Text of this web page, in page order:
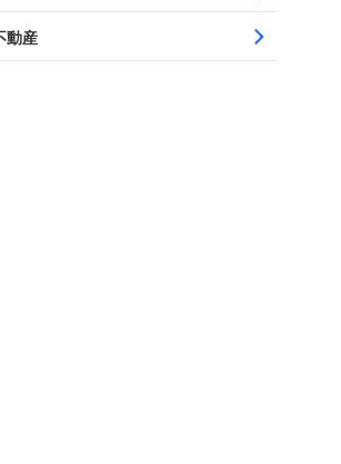
動産